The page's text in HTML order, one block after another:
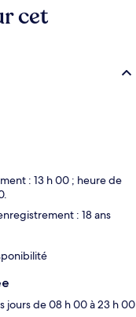
cet
: 13 h 00 ; heure de
: 18 ans
jours de 08 h 00 à 23 h 00